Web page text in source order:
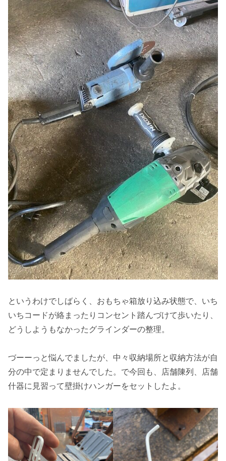
というわけでしばらく、おもちゃ箱放り込み状態で、いち
いちコードが絡まったりコンセント踏んづけて歩いたり、
どうしようもなかったグラインダーの整理。
づーーっと悩んでましたが、中々収納場所と収納方法が自
分の中で定まりませんでした。で今回も、店舗陳列、店舗
什器に見習って壁掛けハンガーをセットしたよ。